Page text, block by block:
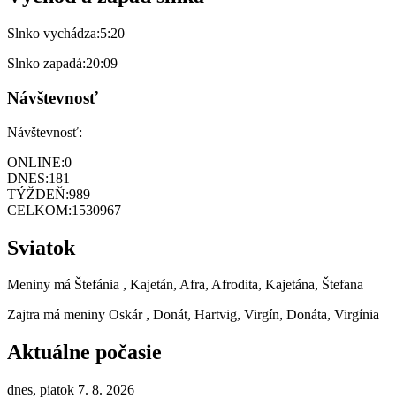
Slnko vychádza:5:20
Slnko zapadá:20:09
Návštevnosť
Návštevnosť:
ONLINE:0
DNES:181
TÝŽDEŇ:989
CELKOM:1530967
Sviatok
Meniny má Štefánia , Kajetán, Afra, Afrodita, Kajetána, Štefana
Zajtra má meniny Oskár , Donát, Hartvig, Virgín, Donáta, Virgínia
Aktuálne počasie
dnes, piatok 7. 8. 2026